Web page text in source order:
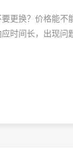
更换？价格能
时间长，出现问